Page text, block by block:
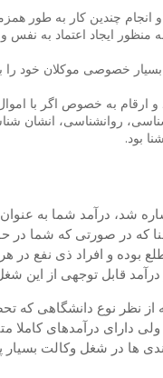
انجام چندین کار به طور
منظور ایجاد اعتماد به نفس
بسیار خصوصی موکلان خود را
و ارقام به خصوص اگر با
روانشناسی، انشان
بود.
شد، درآمد شما به
که در صورتی که شما
بوده و افراد ذی نفع در
قابل توجهی از این
از نظر نوع دانشگاهی
دارای درآمدهای کاملا
ها در شغل وکالت